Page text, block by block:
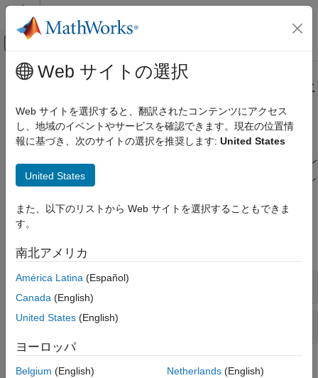
コンテンツへスキップ
オフキャンバス ナビゲーション メ
ドキュメンテーションのホーム
グラフィックス
ラベルとスタイル
カテゴリ
カメラ ビュー
ライティング、透明度、およびシェーディ
メインコンテンツ
ライティング、透明度、およびシェ
ーディング
光源、カラー シェーディング、およびオブジェクトの透明度
ライティングの追加、透明度の設定、およびカラー シェーディン
グの指定を行って、グラフィックス オブジェクトの外観を変更し
関数
すべて展開する
ライティングおよびシェーディング
透明度
トピック
Web サイトの選択
Web サイトを選択すると、翻訳されたコンテンツにアクセス
し、地域のイベントやサービスを確認できます。現在の位置情
報に基づき、次のサイトの選択を推奨します: United States
United States
また、以下のリストから Web サイトを選択することもできま
す。
南北アメリカ
América Latina (Español)
Canada (English)
United States (English)
ヨーロッパ
Belgium (English)
Netherlands(English)